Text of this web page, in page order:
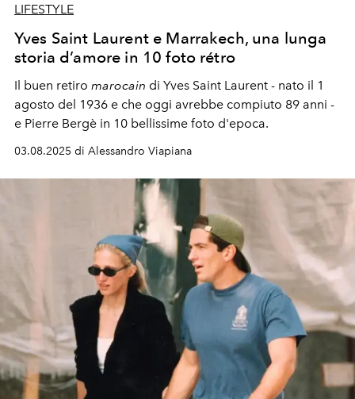
LIFESTYLE
Yves Saint Laurent e Marrakech, una lunga
storia d’amore in 10 foto rétro
Il buen retiro marocain di Yves Saint Laurent - nato il 1
agosto del 1936 e che oggi avrebbe compiuto 89 anni -
e Pierre Bergè in 10 bellissime foto d'epoca.
03.08.2025 di Alessandro Viapiana